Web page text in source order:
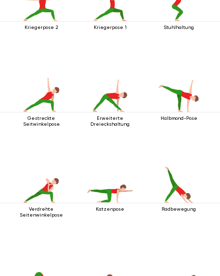
Kriegerpose 2 Kriegerpose 1 Stuhlhaltung
Gestreckte
Seitwinkelpose
Erweiterte
Dreieckshaltung
Halbmond-Pose
Verdrehte
Seitenwinkelpose
Katzenpose Radbewegung